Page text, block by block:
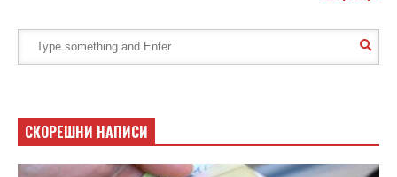
СКОРЕШНИ НАПИСИ